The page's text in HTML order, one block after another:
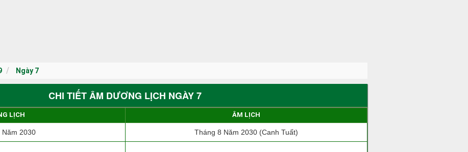
Ngày 7
CHI TIẾT ÂM DƯƠNG LỊCH NGÀY 7
LỊCH ÂM LỊCH
2030 Tháng 8 Năm 2030 (Canh Tuất)